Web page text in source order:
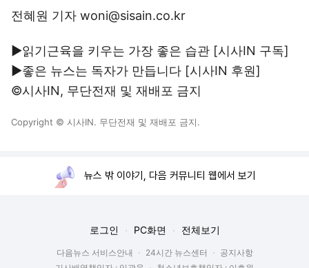
전혜원 기자 woni@sisain.co.kr
▶읽기근육을 키우는 가장 좋은 습관 [시사IN 구독]
▶좋은 뉴스는 독자가 만듭니다 [시사IN 후원]
©시사IN, 무단전재 및 재배포 금지
Copyright © 시사IN. 무단전재 및 재배포 금지.
뉴스 밖 이야기, 다음 커뮤니티 웹에서 보기
로그인 PC화면 전체보기
다음뉴스 서비스안내 24시간 뉴스센터
공지사항